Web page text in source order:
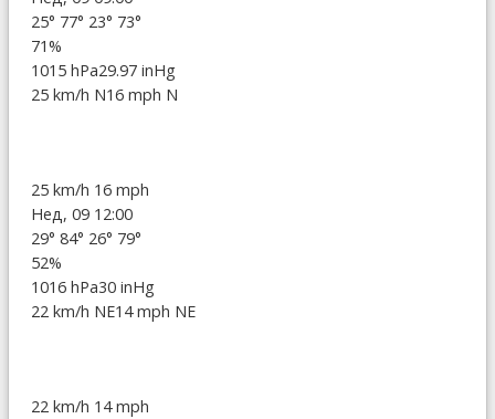
25° 77° 23° 73°
71%
1015 hPa29.97 inHg
25 km/h N16 mph N
25 km/h 16 mph
Нед, 09 12:00
29° 84° 26° 79°
52%
1016 hPa30 inHg
22 km/h NE14 mph NE
22 km/h 14 mph